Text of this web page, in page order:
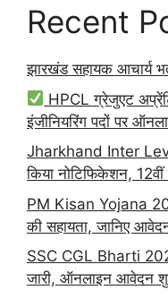
Recent
झारखंड सहायक आचार्य
HPCL ग्रेजुएट
इंजीनियरिंग पदों पर
Jharkhand Inter
किया नोटिफिकेशन,
PM Kisan Yojana
की सहायता, जानिए
SSC CGL Bharti
जारी, ऑनलाइन आवेदन